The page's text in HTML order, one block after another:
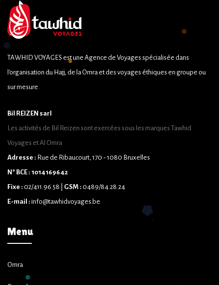
TAWHID VOYAGES est une Agence de Voyages spécialisée dans
l'organisation du Hajj, de la Omra et des voyages éthiques en groupe ou
sur mesure.
Bil REIZEN sarl
Les activités de Bil Reizen sont exercées sous les marques Tawhid
Voyages et Al Omra
Adresse : Rue de Ribaucourt, 170 - 1080 Bruxelles
N° BCE : 1014169642
Fixe : 02/411.96.58 | GSM : 0489/84.28.24
E-mail : info@tawhidvoyages.be
Menu
Omra